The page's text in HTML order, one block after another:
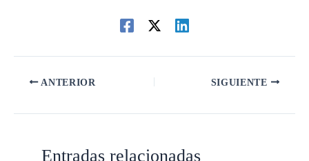
ANTERIOR SIGUIENTE
Entradas relacionadas